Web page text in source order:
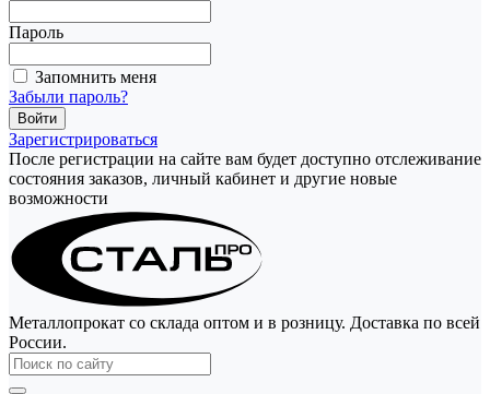
Пароль
Запомнить меня
Забыли пароль?
Зарегистрироваться
После регистрации на сайте вам будет доступно отслеживание
состояния заказов, личный кабинет и другие новые
возможности
Металлопрокат со склада оптом и в розницу. Доставка по всей
России.